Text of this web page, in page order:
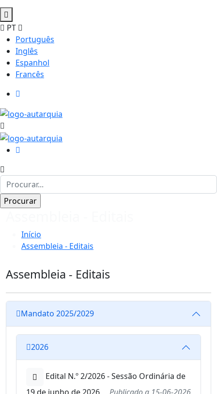
PT
Português
Inglês
Espanhol
Francês
Início
Assembleia - Editais
Assembleia - Editais
Mandato 2025/2029
2026
Edital N.º 2/2026 - Sessão Ordinária de